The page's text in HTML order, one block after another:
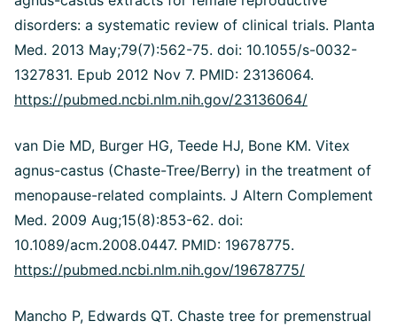
disorders: a systematic review of clinical trials. Planta
Med. 2013 May;79(7):562-75. doi: 10.1055/s-0032-
1327831. Epub 2012 Nov 7. PMID: 23136064.
https://pubmed.ncbi.nlm.nih.gov/23136064/
van Die MD, Burger HG, Teede HJ, Bone KM. Vitex
agnus-castus (Chaste-Tree/Berry) in the treatment of
menopause-related complaints. J Altern Complement
Med. 2009 Aug;15(8):853-62. doi:
10.1089/acm.2008.0447. PMID: 19678775.
https://pubmed.ncbi.nlm.nih.gov/19678775/
Mancho P, Edwards QT. Chaste tree for premenstrual